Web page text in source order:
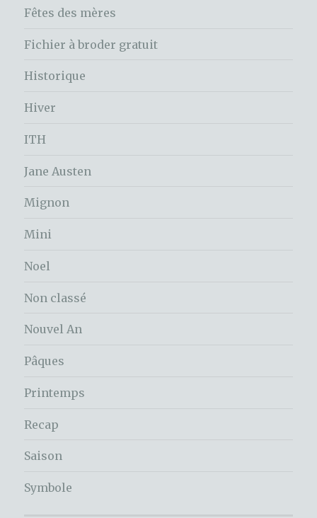
Fêtes des mères
Fichier à broder gratuit
Historique
Hiver
ITH
Jane Austen
Mignon
Mini
Noel
Non classé
Nouvel An
Pâques
Printemps
Recap
Saison
Symbole